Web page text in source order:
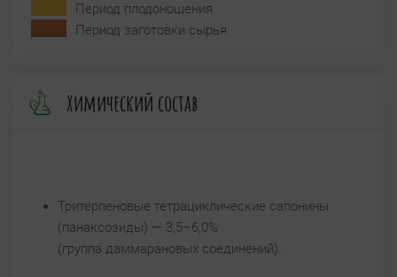
Период плодоношения
Период заготовки сырья
Химический состав
Тритерпеновые тетрациклические сапонины
(панаксозиды) — 3,5–6,0%
(группа даммарановых соединений).